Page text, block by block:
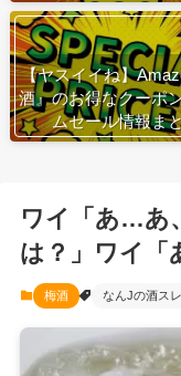
【ヤスイイね】
酒』のお得なクーポ
ムセール情報ま
ワイ「あ…あ
は？」ワイ「
梅酒 なんJの酒スレ